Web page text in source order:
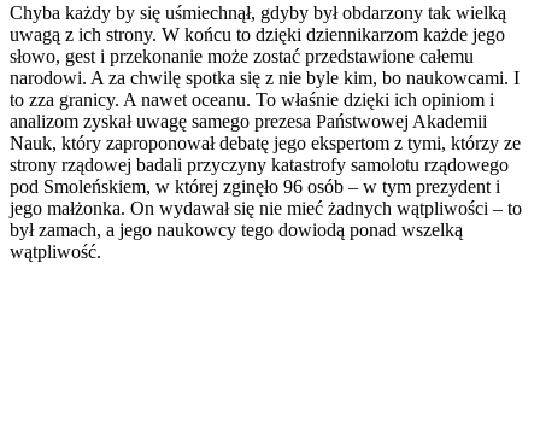
Chyba każdy by się uśmiechnął, gdyby był obdarzony tak wielką
uwagą z ich strony. W końcu to dzięki dziennikarzom każde jego
słowo, gest i przekonanie może zostać przedstawione całemu
narodowi. A za chwilę spotka się z nie byle kim, bo naukowcami. I
to zza granicy. A nawet oceanu. To właśnie dzięki ich opiniom i
analizom zyskał uwagę samego prezesa Państwowej Akademii
Nauk, który zaproponował debatę jego ekspertom z tymi, którzy ze
strony rządowej badali przyczyny katastrofy samolotu rządowego
pod Smoleńskiem, w której zginęło 96 osób – w tym prezydent i
jego małżonka. On wydawał się nie mieć żadnych wątpliwości – to
był zamach, a jego naukowcy tego dowiodą ponad wszelką
wątpliwość.